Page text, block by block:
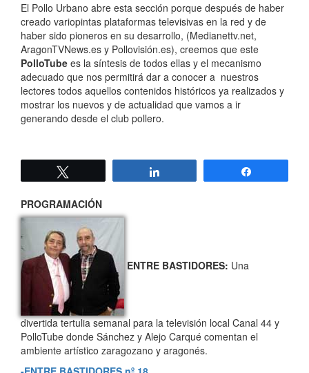
El Pollo Urbano abre esta sección porque después de haber
creado variopintas plataformas televisivas en la red y de
haber sido pioneros en su desarrollo, (Medianettv.net,
AragonTVNews.es y Pollovisión.es), creemos que este
PolloTube es la síntesis de todos ellas y el mecanismo
adecuado que nos permitirá dar a conocer a nuestros
lectores todos aquellos contenidos históricos ya realizados y
mostrar los nuevos y de actualidad que vamos a ir
generando desde el club pollero.
PROGRAMACIÓN
ENTRE BASTIDORES: Una
divertida tertulia semanal para la televisión local Canal 44 y
PolloTube donde Sánchez y Alejo Carqué comentan el
ambiente artístico zaragozano y aragonés.